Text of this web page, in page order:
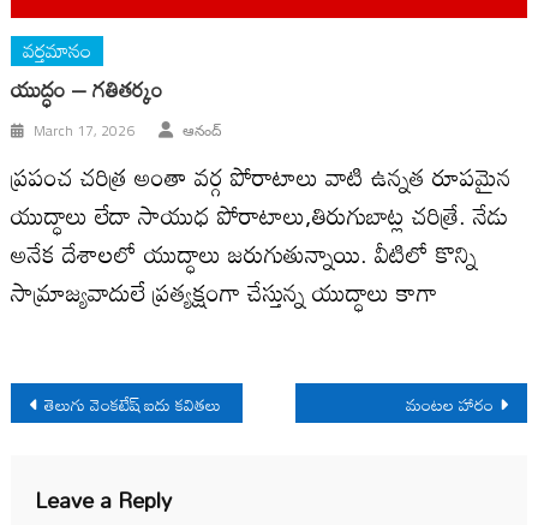
వర్తమానం
యుద్ధం – గతితర్కం
March 17, 2026 ఆనంద్
ప్రపంచ చరిత్ర అంతా వర్గ పోరాటాలు వాటి ఉన్నత రూపమైన
యుద్ధాలు లేదా సాయుధ పోరాటాలు,తిరుగుబాట్ల చరిత్రే. నేడు
అనేక దేశాలలో యుద్ధాలు జరుగుతున్నాయి. వీటిలో కొన్ని
సామ్రాజ్యవాదులే ప్రత్యక్షంగా చేస్తున్న యుద్ధాలు కాగా
Post
navigation
తెలుగు వెంకటేష్ ఐదు కవితలు మంటల హారం
Leave a Reply